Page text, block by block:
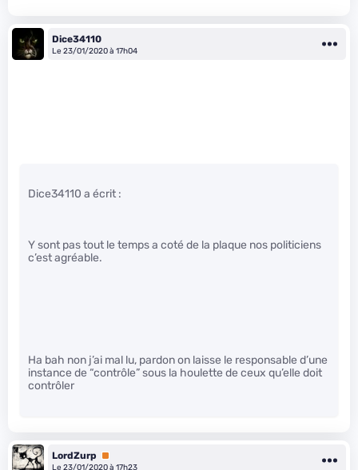
Dice34110
Le 23/01/2020 à 17h04
Dice34110 a écrit :
Y sont pas tout le temps a coté de la plaque nos politiciens
c’est agréable.
Ha bah non j’ai mal lu, pardon on laisse le responsable d’une
instance de “contrôle” sous la houlette de ceux qu’elle doit
contrôler
LordZurp
Premium
Le 23/01/2020 à 17h23